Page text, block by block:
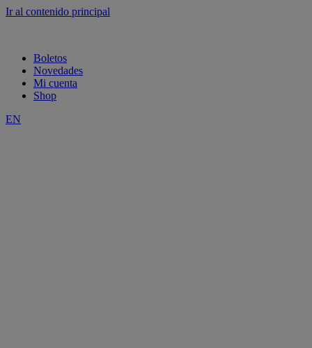
Ir al contenido principal
Boletos
Novedades
Mi cuenta
Shop
EN